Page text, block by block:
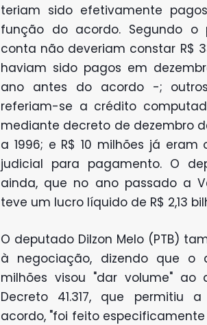
teriam sido efetivamente
função do acordo. Segundo o
conta não deveriam constar R$
haviam sido pagos em
ano antes do acordo -;
referiam-se a crédito
mediante decreto de dezembro
a 1996; e R$ 10 milhões já
judicial para pagamento. O
ainda, que no ano passado a
teve um lucro líquido de R$ 2,13
O deputado Dilzon Melo (PTB)
à negociação, dizendo que o
milhões visou "dar volume"
Decreto 41.317, que permitiu
acordo, "foi feito especificamente